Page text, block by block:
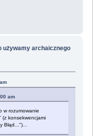
używamy archaicznego
am
w rozumowanie
(z konsekwencjami